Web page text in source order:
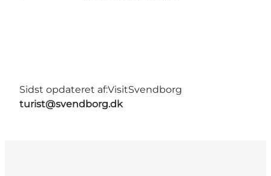
Sidst opdateret af:VisitSvendborg
turist@svendborg.dk